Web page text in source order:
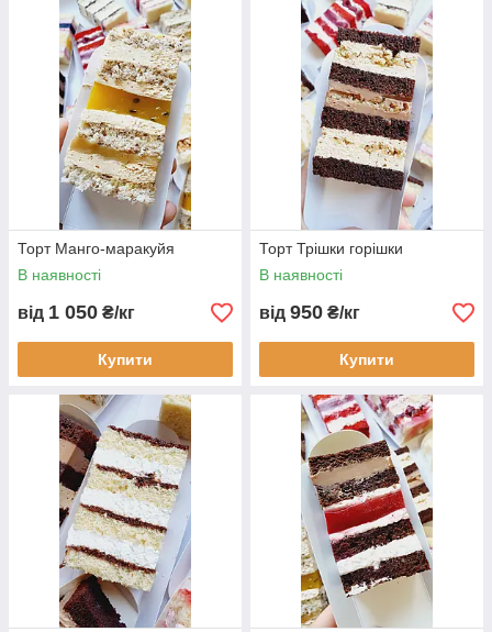
Торт Манго-маракуйя
В наявності
від 1 050 ₴/кг
Купити
Торт Трішки горішки
В наявності
від 950 ₴/кг
Купити